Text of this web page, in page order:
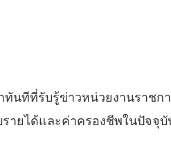
นทีที่รับรู้ข่าวหน่วยงานราช
ายได้และค่าครองชีพในปัจจุบั